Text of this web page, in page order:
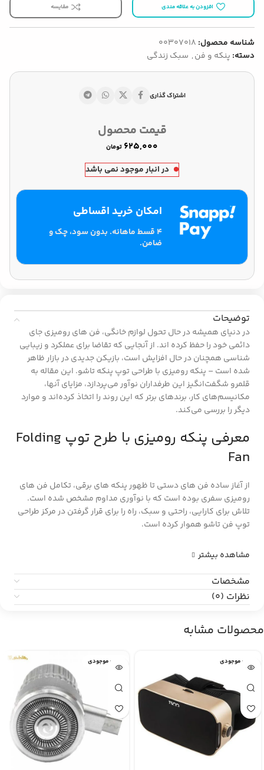
افزودن به علاقه مندی مقایسه
شناسه محصول: 00307018
دسته: پنکه و فن, سبک زندگی
اشتراک گذاری
قیمت محصول
تومان
در انبار موجود نمی باشد
امکان خرید اقساطی
۴ قسط ماهانه. بدون سود، چک و
ضامن.
توضیحات
در دنیای همیشه در حال تحول لوازم خانگی، فن های رومیزی جای
دائمی خود را حفظ کرده اند. از آنجایی که تقاضا برای عملکرد و زیبایی
شناسی همچنان در حال افزایش است، بازیکن جدیدی در بازار ظاهر
شده است – پنکه رومیزی با طراحی توپ پنکه تاشو. این مقاله به
قلمرو شگفت‌انگیز این طرفداران نوآور می‌پردازد، مزایای آنها،
مکانیسم‌های کار، برندهای برتر که این روند را اتخاذ کرده‌اند و موارد
دیگر را بررسی می‌کند.
معرفی پنکه رومیزی با طرح توپ Folding
Fan
از آغاز ساده فن های دستی تا ظهور پنکه های برقی، تکامل فن های
رومیزی سفری بوده است که با نوآوری مداوم مشخص شده است.
تلاش برای کارایی، راحتی و سبک، راه را برای قرار گرفتن در مرکز طراحی
توپ فن تاشو هموار کرده است.
مشاهده بیشتر
مشخصات
نظرات (0)
محصولات مشابه
اتمام موجودی اتمام موجودی